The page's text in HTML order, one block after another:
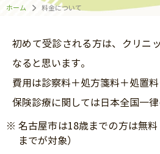
ホーム 料金について
初めて受診される方は、クリニ
なると思います。
費用は診察料＋処方箋料＋処置料
保険診療に関しては日本全国一律
※ 名古屋市は18歳までの方は無
までが対象）